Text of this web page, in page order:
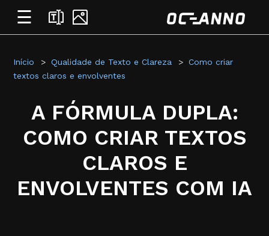
☰
Início Qualidade de Texto e Clareza
Como criar
textos claros e envolventes
A FÓRMULA DUPLA:
COMO CRIAR TEXTOS
CLAROS E
ENVOLVENTES COM IA